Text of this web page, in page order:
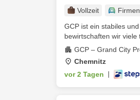
Vollzeit
GCP ist ein stabiles
bewirtschaften wir viele
GCP – Grand City
Chemnitz
vor 2 Tagen